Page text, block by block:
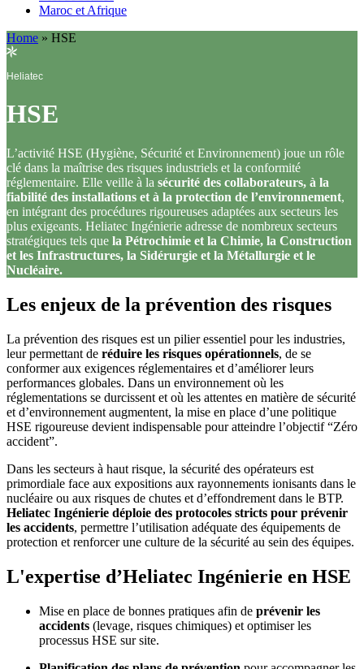
Maroc et Afrique
Home » HSE
Heliatec
HSE
L’activité HSE (Hygiène, Sécurité et Environnement) joue un rôle
clé dans la maîtrise des risques industriels et la conformité
réglementaire. Elle veille à la sécurité des collaborateurs, à la
fiabilité des installations et à la protection de l’environnement,
en intégrant des procédures rigoureuses adaptées aux secteurs les
plus exigeants. Heliatec Ingénierie adresse de nombreux secteurs
stratégiques tels que la Pétrochimie et la Chimie, la Construction
et les Infrastructures, la Sidérurgie et la Métallurgie et le
Nucléaire.
Les enjeux de la prévention des risques
La prévention des risques est un pilier essentiel pour les industries,
leur permettant de réduire les risques opérationnels, de se
conformer aux exigences réglementaires et d’améliorer leurs
performances globales. Dans un environnement où les
réglementations se durcissent et où les attentes en matière de sécurité
et d’environnement augmentent, la mise en place d’une politique
HSE rigoureuse devient indispensable pour atteindre l’objectif “Zéro
accident”.
Dans les secteurs à haut risque, la sécurité des opérateurs est
primordiale face aux expositions aux rayonnements ionisants dans le
nucléaire ou aux risques de chutes et d’effondrement dans le BTP.
Heliatec Ingénierie déploie des protocoles stricts pour prévenir
les accidents, permettre l’utilisation adéquate des équipements de
protection et renforcer une culture de la sécurité au sein des équipes.
L'expertise d’Heliatec Ingénierie en HSE
Mise en place de bonnes pratiques afin de prévenir les
accidents (levage, risques chimiques) et optimiser les
processus HSE sur site.